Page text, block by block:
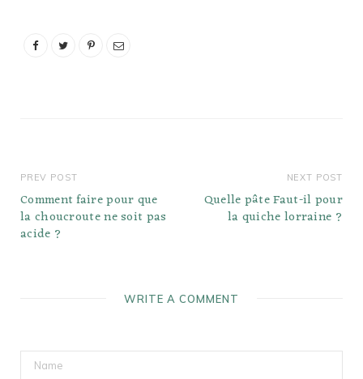
PREV POST
Comment faire pour que
la choucroute ne soit pas
acide ?
NEXT POST
Quelle pâte Faut-il pour
la quiche lorraine ?
WRITE A COMMENT